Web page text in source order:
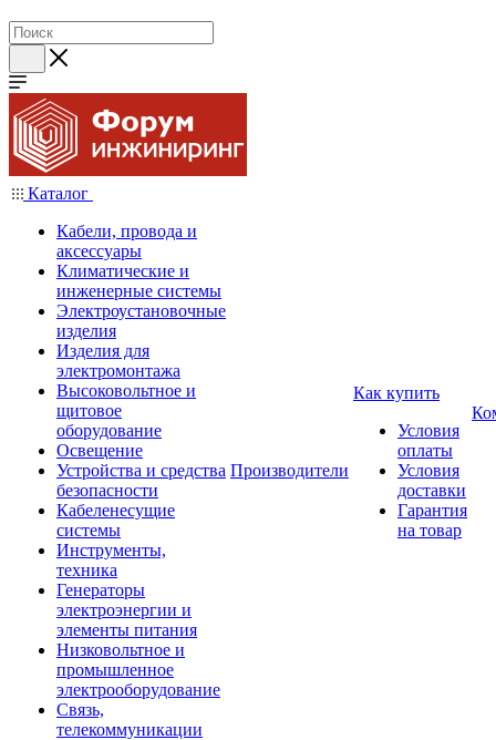
Каталог
Кабели, провода и
аксессуары
Климатические и
инженерные системы
Электроустановочные
изделия
Изделия для
электромонтажа
Высоковольтное и
щитовое
оборудование
Освещение
Устройства и средства
безопасности
Кабеленесущие
системы
Инструменты,
техника
Генераторы
электроэнергии и
элементы питания
Низковольтное и
промышленное
электрооборудование
Связь,
телекоммуникации
Производители
Как купить
Условия
оплаты
Условия
доставки
Гарантия
на товар